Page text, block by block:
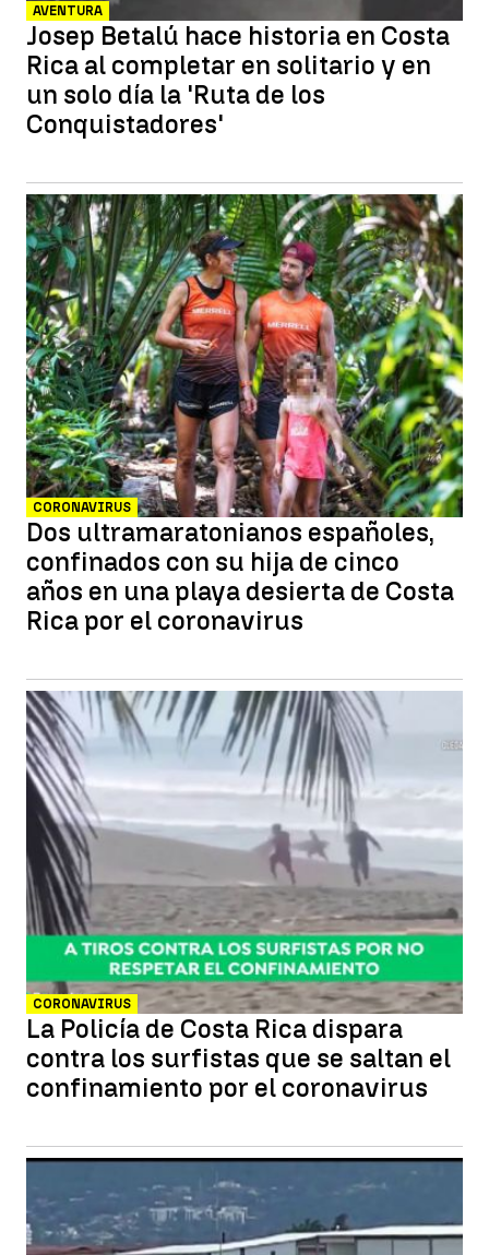
AVENTURA
Josep Betalú hace historia en Costa
Rica al completar en solitario y en
un solo día la 'Ruta de los
Conquistadores'
CORONAVIRUS
Dos ultramaratonianos españoles,
confinados con su hija de cinco
años en una playa desierta de Costa
Rica por el coronavirus
CORONAVIRUS
La Policía de Costa Rica dispara
contra los surfistas que se saltan el
confinamiento por el coronavirus